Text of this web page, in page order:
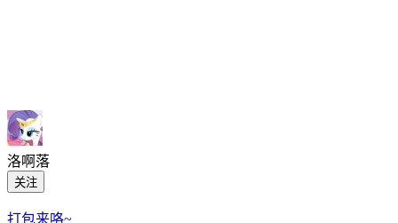
洛啊落
关注
打包来咯~